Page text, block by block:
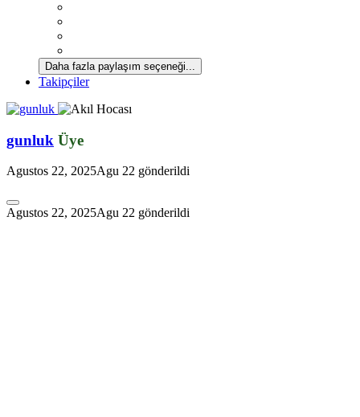
Daha fazla paylaşım seçeneği...
Takipçiler
gunluk Üye
Agustos 22, 2025Agu 22 gönderildi
Agustos 22, 2025Agu 22 gönderildi